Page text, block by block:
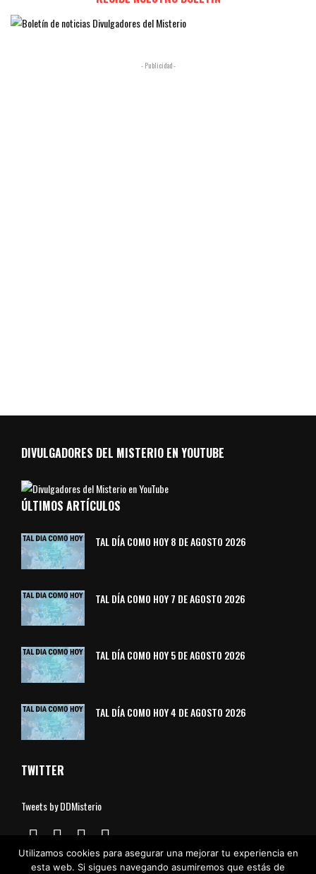
- Publicidad -
DIVULGADORES DEL MISTERIO EN YOUTUBE
ÚLTIMOS ARTÍCULOS
TAL DÍA COMO HOY 8 DE AGOSTO 2026
TAL DÍA COMO HOY 7 DE AGOSTO 2026
TAL DÍA COMO HOY 5 DE AGOSTO 2026
TAL DÍA COMO HOY 4 DE AGOSTO 2026
TWITTER
Tweets by DDMisterio
Utilizamos cookies para asegurar una mejorar tu experiencia en
esta web. Si sigues navegando asumiremos que estás de